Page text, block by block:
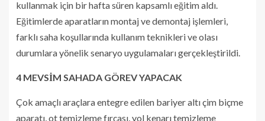
kullanmak için bir hafta süren kapsamlı eğitim aldı.
Eğitimlerde aparatların montaj ve demontaj işlemleri,
farklı saha koşullarında kullanım teknikleri ve olası
durumlara yönelik senaryo uygulamaları gerçekleştirildi.
4 MEVSİM SAHADA GÖREV YAPACAK
Çok amaçlı araçlara entegre edilen bariyer altı çim biçme
aparatı, ot temizleme fırçası, yol kenarı temizleme